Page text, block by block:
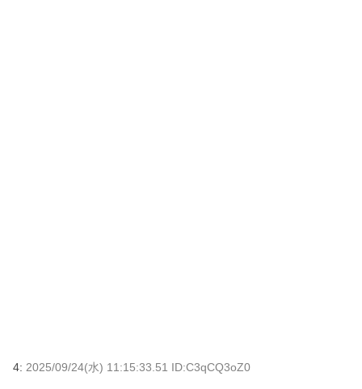
4: 2025/09/24(水) 11:15:33.51 ID:C3qCQ3oZ0